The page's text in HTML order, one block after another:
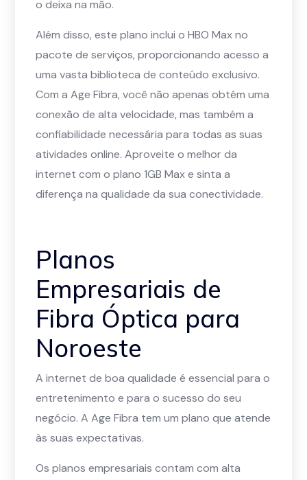
o deixa na mão.
Além disso, este plano inclui o HBO Max no
pacote de serviços, proporcionando acesso a
uma vasta biblioteca de conteúdo exclusivo.
Com a Age Fibra, você não apenas obtém uma
conexão de alta velocidade, mas também a
confiabilidade necessária para todas as suas
atividades online. Aproveite o melhor da
internet com o plano 1GB Max e sinta a
diferença na qualidade da sua conectividade.
Planos
Empresariais de
Fibra Óptica para
Noroeste
A internet de boa qualidade é essencial para o
entretenimento e para o sucesso do seu
negócio. A Age Fibra tem um plano que atende
às suas expectativas.
Os planos empresariais contam com alta